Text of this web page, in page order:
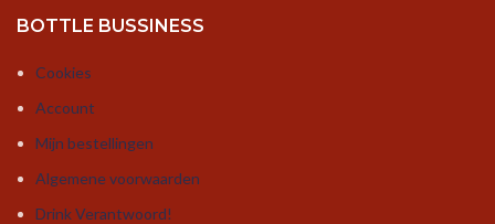
BOTTLE BUSSINESS
Cookies
Account
Mijn bestellingen
Algemene voorwaarden
Drink Verantwoord!